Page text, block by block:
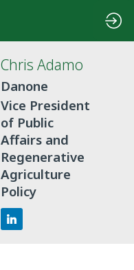
Chris Adamo
Danone
Vice President
of Public
Affairs and
Regenerative
Agriculture
Policy